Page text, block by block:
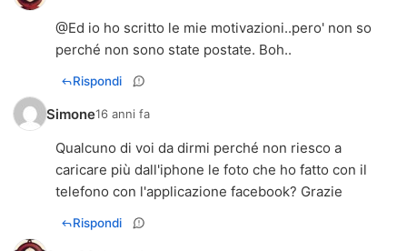
@Ed io ho scritto le mie motivazioni..pero' non so
perché non sono state postate. Boh..
Rispondi
Simone16 anni fa
Qualcuno di voi da dirmi perché non riesco a
caricare più dall'iphone le foto che ho fatto con il
telefono con l'applicazione facebook? Grazie
Rispondi